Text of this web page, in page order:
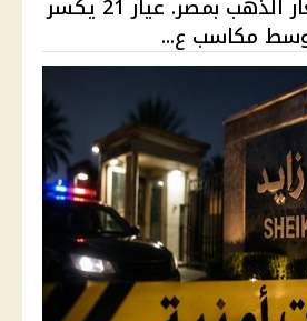
ارتفاع جديد بأسعار الذهب بمصر. عيار 21 يكسر